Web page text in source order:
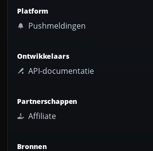
Platform
Pushmeldingen
Ontwikkelaars
API-documentatie
Partnerschappen
Affiliate
Bronnen